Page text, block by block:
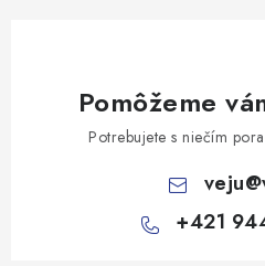
Pomôžeme
Potrebujete s niečím
veju@
+421